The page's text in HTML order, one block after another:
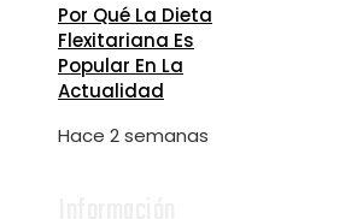
Por Qué La Dieta
Flexitariana Es
Popular En La
Actualidad
Hace 2 semanas